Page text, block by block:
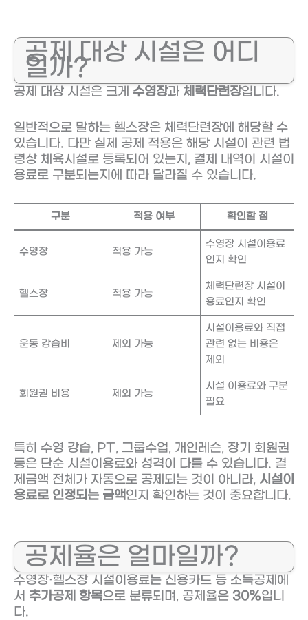
공제 대상 시설은 어디
일까?
공제 대상 시설은 크게 수영장과 체력단련장입니다.
일반적으로 말하는 헬스장은 체력단련장에 해당할 수
있습니다. 다만 실제 공제 적용은 해당 시설이 관련 법
령상 체육시설로 등록되어 있는지, 결제 내역이 시설이
용료로 구분되는지에 따라 달라질 수 있습니다.
구분 적용 여부 확인할 점
수영장 적용 가능
수영장 시설이용료
인지 확인
헬스장 적용 가능
체력단련장 시설이
용료인지 확인
운동 강습비 제외 가능
시설이용료와 직접
관련 없는 비용은
제외
회원권 비용 제외 가능
시설 이용료와 구분
필요
특히 수영 강습, PT, 그룹수업, 개인레슨, 장기 회원권
등은 단순 시설이용료와 성격이 다를 수 있습니다. 결
제금액 전체가 자동으로 공제되는 것이 아니라, 시설이
용료로 인정되는 금액인지 확인하는 것이 중요합니다.
공제율은 얼마일까?
수영장·헬스장 시설이용료는 신용카드 등 소득공제에
서 추가공제 항목으로 분류되며, 공제율은 30%입니
다.